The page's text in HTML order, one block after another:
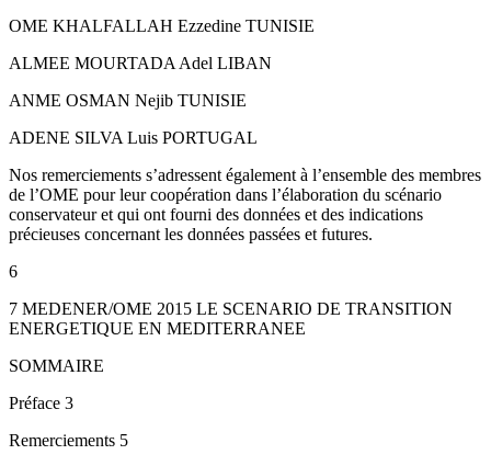
OME KHALFALLAH Ezzedine TUNISIE
ALMEE MOURTADA Adel LIBAN
ANME OSMAN Nejib TUNISIE
ADENE SILVA Luis PORTUGAL
Nos remerciements s’adressent également à l’ensemble des membres
de l’OME pour leur coopération dans l’élaboration du scénario
conservateur et qui ont fourni des données et des indications
précieuses concernant les données passées et futures.
6
7 MEDENER/OME 2015 LE SCENARIO DE TRANSITION
ENERGETIQUE EN MEDITERRANEE
SOMMAIRE
Préface 3
Remerciements 5